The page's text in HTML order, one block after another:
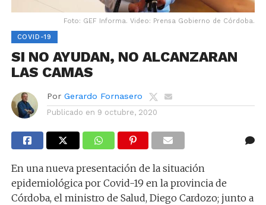
Foto: GEF Informa. Video: Prensa Gobierno de Córdoba.
COVID-19
SI NO AYUDAN, NO ALCANZARAN
LAS CAMAS
Por Gerardo Fornasero
Publicado en 9 octubre, 2020
En una nueva presentación de la situación
epidemiológica por Covid-19 en la provincia de
Córdoba, el ministro de Salud, Diego Cardozo; junto a